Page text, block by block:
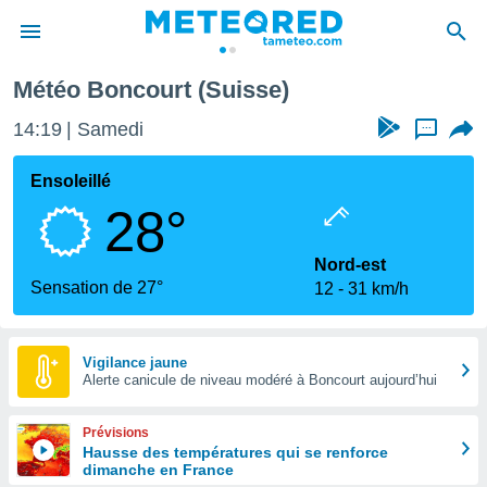
de
Météo Boncourt (Suisse)
14:20 Samedi ...
Ensoleillé
28°
Sensation de 27°
Nord-est
12
31 km/h
Vigilance jaune
Alerte canicule de niveau modéré à Boncourt aujourd’hui
Prévisions
Hausse des températures qui se renforce
dimanche en France